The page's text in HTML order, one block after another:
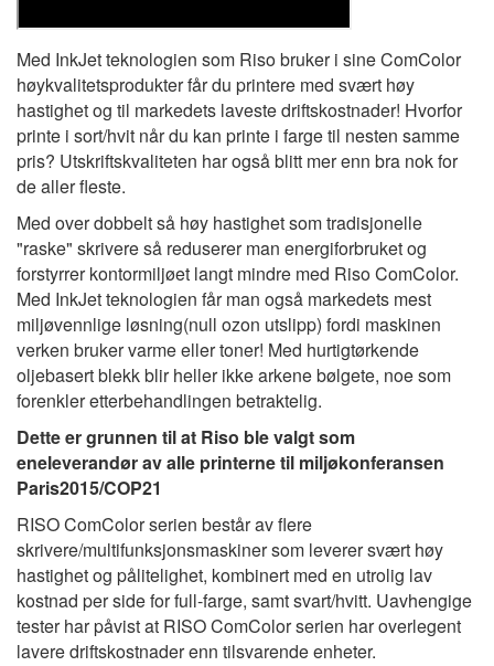
Med InkJet teknologien som Riso bruker i sine ComColor
høykvalitetsprodukter får du printere med svært høy
hastighet og til markedets laveste driftskostnader! Hvorfor
printe i sort/hvit når du kan printe i farge til nesten samme
pris? Utskriftskvaliteten har også blitt mer enn bra nok for
de aller fleste.
Med over dobbelt så høy hastighet som tradisjonelle
"raske" skrivere så reduserer man energiforbruket og
forstyrrer kontormiljøet langt mindre med Riso ComColor.
Med InkJet teknologien får man også markedets mest
miljøvennlige løsning(null ozon utslipp) fordi maskinen
verken bruker varme eller toner! Med hurtigtørkende
oljebasert blekk blir heller ikke arkene bølgete, noe som
forenkler etterbehandlingen betraktelig.
Dette er grunnen til at Riso ble valgt som
eneleverandør av alle printerne til miljøkonferansen
Paris2015/COP21
RISO ComColor serien består av flere
skrivere/multifunksjonsmaskiner som leverer svært høy
hastighet og pålitelighet, kombinert med en utrolig lav
kostnad per side for full-farge, samt svart/hvitt. Uavhengige
tester har påvist at RISO ComColor serien har overlegent
lavere driftskostnader enn tilsvarende enheter.